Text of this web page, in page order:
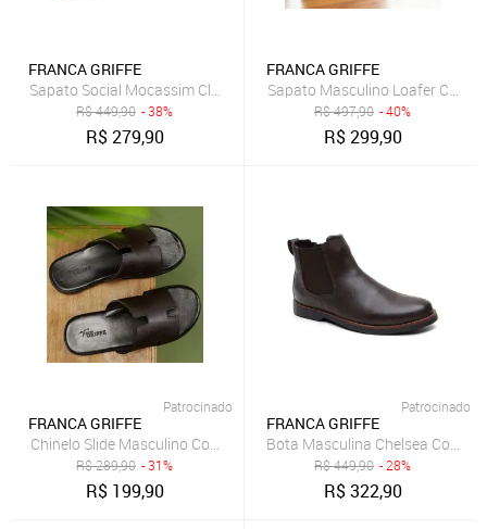
FRANCA GRIFFE
Sapato Social Mocassim Clássico Masculino Forro Couro Conforto
R$449,90 - 38%
R$279,90
FRANCA GRIFFE
Sapato Masculino Loafer
R$497,90 - 40%
R$299,90
Patrocinado
FRANCA GRIFFE
Chinelo Slide Masculino Couro Legítimo Verão Conforto Forro
R$289,90 - 31%
R$ 199,90
Patrocinado
FRANCA GRIFFE
Bota Masculina Chelsea Couro
R$449,90 - 28%
R$322,90